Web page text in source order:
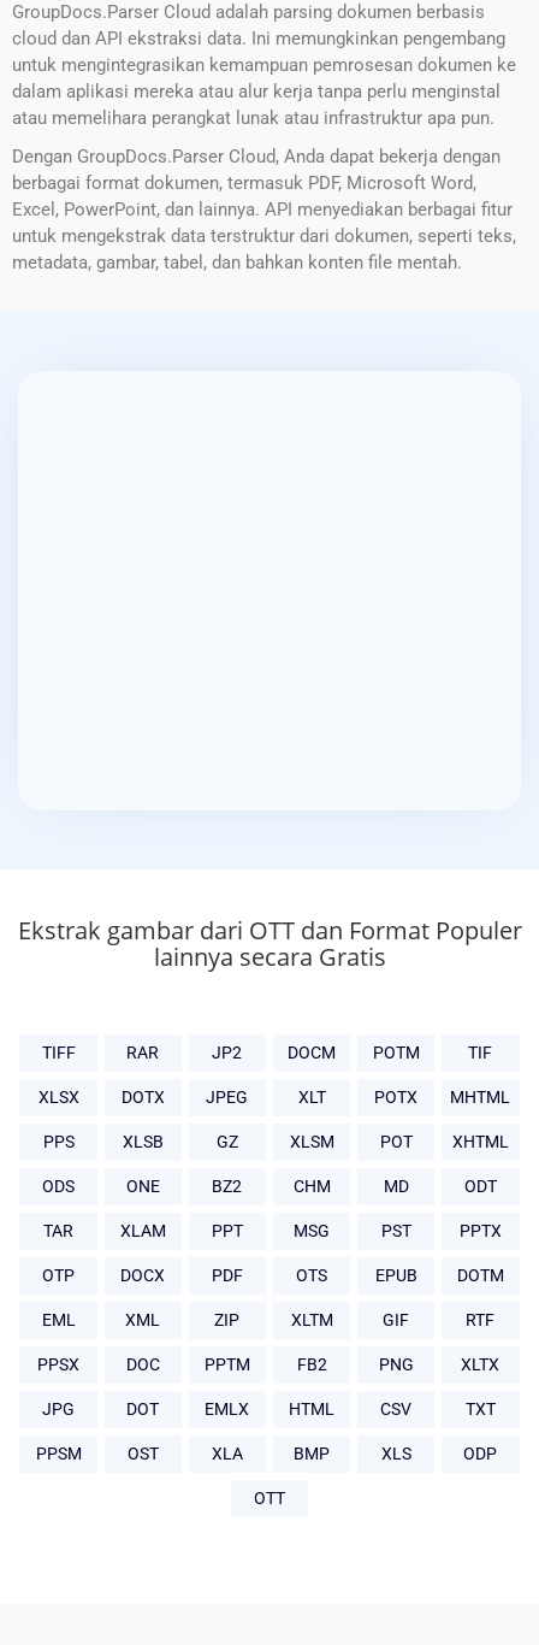
GroupDocs.Parser Cloud adalah parsing dokumen berbasis
cloud dan API ekstraksi data. Ini memungkinkan pengembang
untuk mengintegrasikan kemampuan pemrosesan dokumen ke
dalam aplikasi mereka atau alur kerja tanpa perlu menginstal
atau memelihara perangkat lunak atau infrastruktur apa pun.
Dengan GroupDocs.Parser Cloud, Anda dapat bekerja dengan
berbagai format dokumen, termasuk PDF, Microsoft Word,
Excel, PowerPoint, dan lainnya. API menyediakan berbagai fitur
untuk mengekstrak data terstruktur dari dokumen, seperti teks,
metadata, gambar, tabel, dan bahkan konten file mentah.
Ekstrak gambar dari OTT dan Format Populer
lainnya secara Gratis
TIFF RAR JP2 DOCM POTM TIF
XLSX DOTX JPEG XLT POTX MHTML
PPS XLSB GZ XLSM POT XHTML
ODS ONE BZ2 CHM MD ODT
TAR XLAM PPT MSG PST PPTX
OTP DOCX PDF OTS EPUB DOTM
EML XML ZIP XLTM GIF RTF
PPSX DOC PPTM FB2 PNG XLTX
JPG DOT EMLX HTML CSV TXT
PPSM OST XLA BMP XLS ODP
OTT